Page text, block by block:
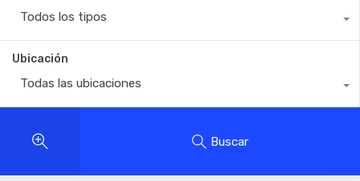
Todos los tipos
Ubicación
Todas las ubicaciones
Buscar